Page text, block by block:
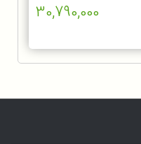
30,790,000